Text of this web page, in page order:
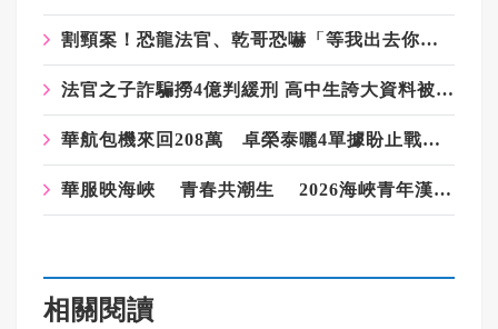
割頸案！恐龍法官、乾哥恐嚇「等我出去你就知」掀眾怒 兇嫌爸媽被肉搜
法官之子詐騙撈4億判緩刑 高中生誇大資料被5醫大除名 公理何在？
華航包機來回208萬 卓榮泰曬4單據盼止戰 網不買單：自費卻動用軍機場
華服映海峽 青春共潮生 2026海峽青年漢服文化交流薈在福州舉辦
相關閱讀